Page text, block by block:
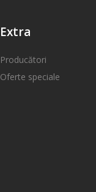
Extra
Producători
Oferte speciale